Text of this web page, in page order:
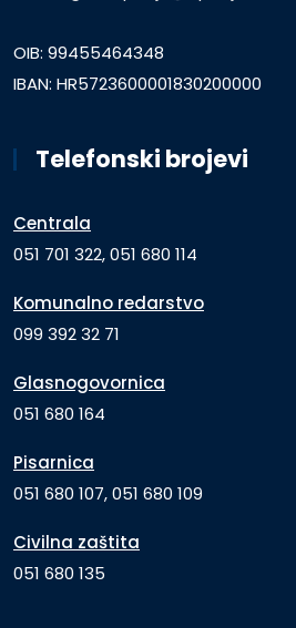
OIB: 99455464348
IBAN: HR5723600001830200000
Telefonski brojevi
Centrala
051 701 322, 051 680 114
Komunalno redarstvo
099 392 32 71
Glasnogovornica
051 680 164
Pisarnica
051 680 107, 051 680 109
Civilna zaštita
051 680 135